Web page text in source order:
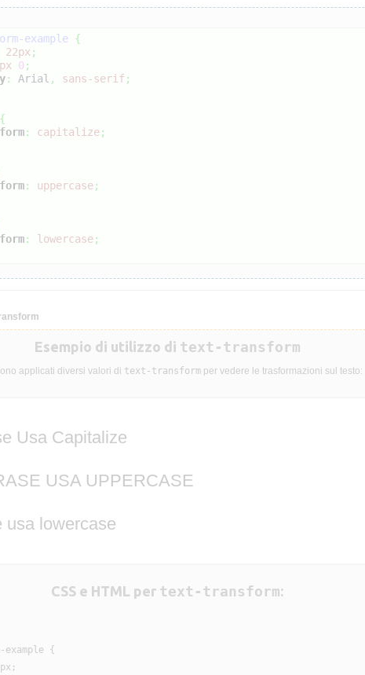
example
{
22px ;
0 ;
: Arial , sans-serif ;
{
: capitalize;
: uppercase;
: lowercase;
Esempio di utilizzo di text-transform
applicati diversi valori di text-transformper vedere le trasformazioni sul testo:
Usa Capitalize
USA UPPERCASE
usa lowercase
CSS e HTML per text-transform:
example {